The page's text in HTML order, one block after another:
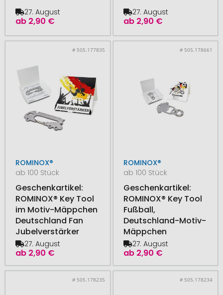
ab 2,90 €
27. August
ab 2,90 €
27. August
# 505.177835
ROMINOX®
ab 100 Stück
Geschenkartikel:
ROMINOX® Key Tool
im Motiv-Mäppchen
Deutschland Fan
Jubelverstärker
ab 2,90 €
27. August
# 505.178661
ROMINOX®
ab 100 Stück
Geschenkartikel:
ROMINOX® Key Tool
Fußball,
Deutschland-Motiv-
Mäppchen
ab 2,90 €
27. August
# 505.178235 # 505.178234